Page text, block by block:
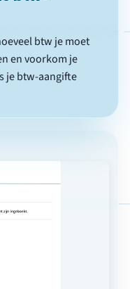
controleert de
Perfecte btw-
Correcties worden